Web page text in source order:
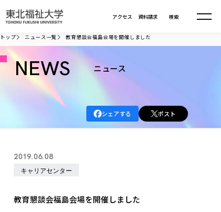
資料請求
アクセス 検索
大学について
建学の精神・教育の理念
教育方針
大学の概要
大学の歩み
大学の取り組み
社会連携・研究
情報公開
学部・大学院
学部・大学院TOP
福祉心理学科
共生まちづくり学部
教育学部
デジタルパンフ
トップ ニュース一覧 教育懇談会福島会場を開催しました
NEWS ニュース
シェアする ポスト
2019.06.08
キャリアセンター
教育懇談会福島会場を開催しました